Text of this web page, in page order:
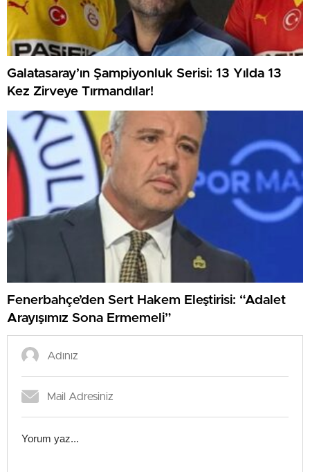
Galatasaray’ın Şampiyonluk Serisi: 13 Yılda 13
Kez Zirveye Tırmandılar!
Fenerbahçe’den Sert Hakem Eleştirisi: “Adalet
Arayışımız Sona Ermemeli”